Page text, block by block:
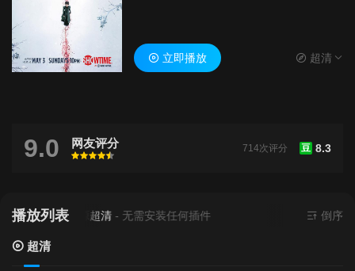
立即播放 超清
9.0 网友评分
很差
较差还行推荐力荐
豆 8.3
714次评分
播放列表
当前资源来源 超清- 无需安装任何插件 倒序
超清